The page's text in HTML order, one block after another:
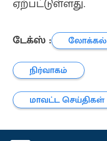
ஏற்பட்டுள்ளது.
டேக்ஸ் :
லோக்கல்
நிர்வாகம்
மாவட்ட செய்திகள்